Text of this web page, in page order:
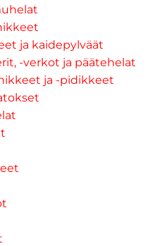
ja kaidepylväät
-verkot ja päätehelat
ja -pidikkeet